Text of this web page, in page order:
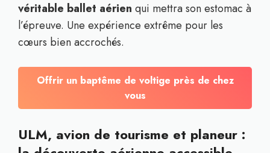
véritable ballet aérien qui mettra son estomac à
l’épreuve. Une expérience extrême pour les
cœurs bien accrochés.
Offrir un baptême de voltige près de chez
vous
ULM, avion de tourisme et planeur :